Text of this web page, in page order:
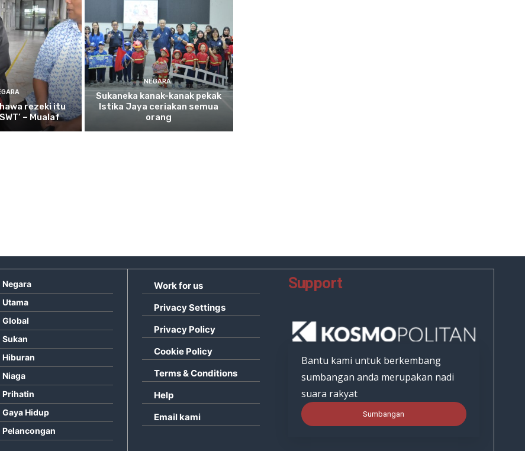
rezeki itu
– Mualaf
NEGARA
Sukaneka kanak-kanak pekak
Istika Jaya ceriakan semua
orang
Negara
Utama
Global
Sukan
Hiburan
Niaga
Prihatin
Gaya Hidup
Pelancongan
Work for us
Privacy Settings
Privacy Policy
Cookie Policy
Terms & Conditions
Help
Email kami
Support
Bantu kami untuk berkembang
sumbangan anda merupakan nadi
suara rakyat
Sumbangan